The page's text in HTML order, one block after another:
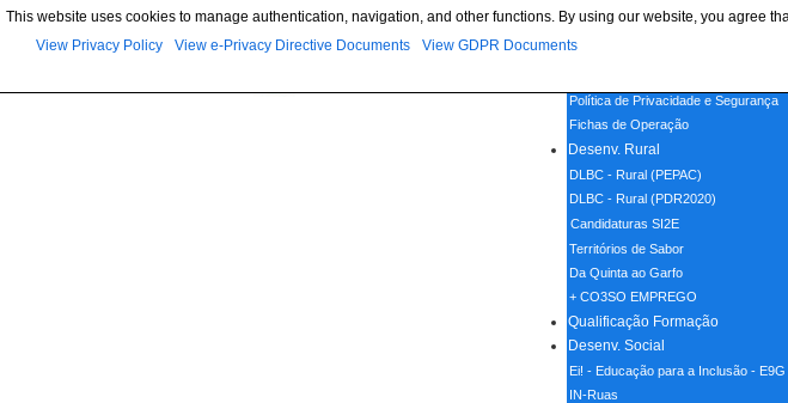
Home
Política de Privacidade e Segurança
Fichas de Operação
Desenv. Rural
DLBC - Rural (PEPAC)
DLBC - Rural (PDR2020)
Candidaturas SI2E
Territórios de Sabor
Da Quinta ao Garfo
+ CO3SO EMPREGO
Qualificação Formação
Desenv. Social
Ei! - Educação para a Inclusão - E9G
IN-Ruas
This website uses cookies to manage authentication, navigation, and other functions. By using our website, you agree
View Privacy Policy
View e-Privacy Directive Documents View GDPR Documents